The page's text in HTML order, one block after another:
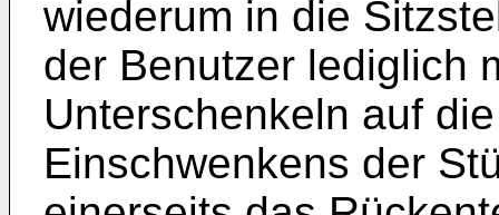
wiederum in die
der Benutzer lediglich
Unterschenkeln auf
Einschwenkens der